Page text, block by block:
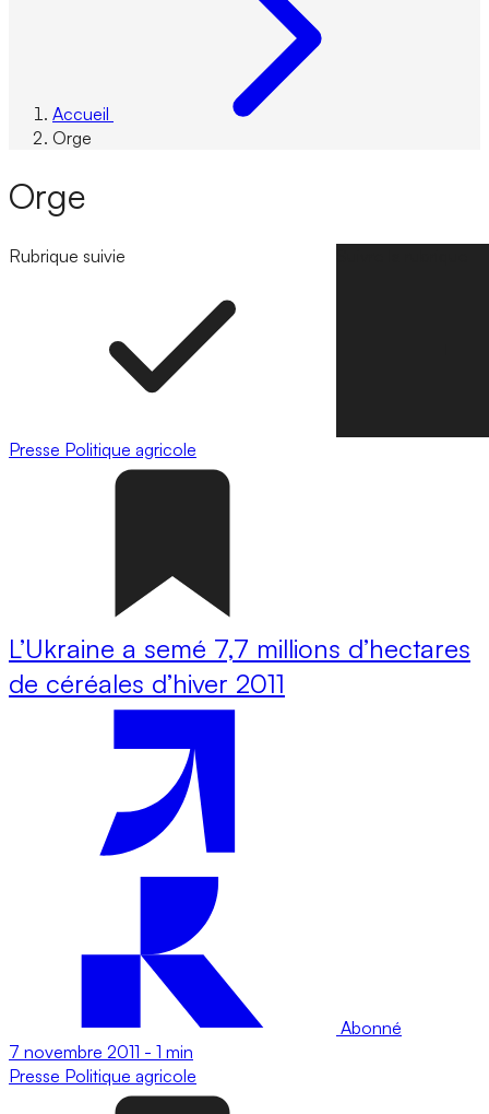
Accueil
Orge
Orge
Rubrique suivie
Presse Politique agricole
L’Ukraine a semé 7,7 millions d’hectares
de céréales d’hiver 2011
Abonné
7 novembre 2011 - 1 min
Presse Politique agricole